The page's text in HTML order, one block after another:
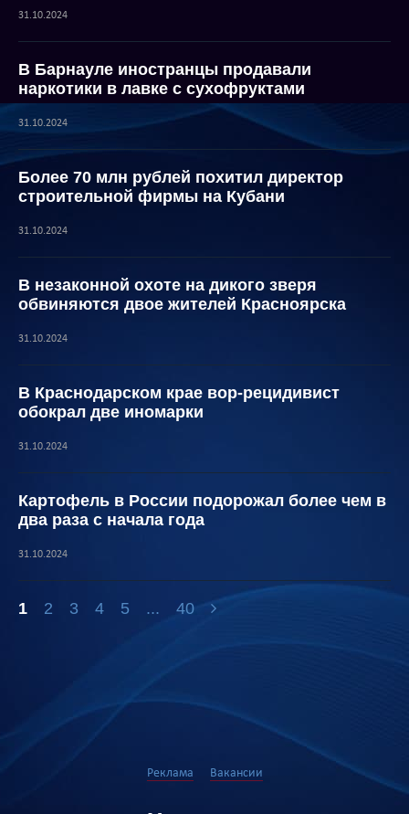
31.10.2024
В Барнауле иностранцы продавали
наркотики в лавке с сухофруктами
31.10.2024
Более 70 млн рублей похитил директор
строительной фирмы на Кубани
31.10.2024
В незаконной охоте на дикого зверя
обвиняются двое жителей Красноярска
31.10.2024
В Краснодарском крае вор-рецидивист
обокрал две иномарки
31.10.2024
Картофель в России подорожал более чем в
два раза с начала года
31.10.2024
1 2 3 4 5 ... 40
Реклама Вакансии